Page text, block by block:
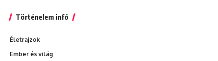
Történelem infó
Életrajzok
Ember és világ